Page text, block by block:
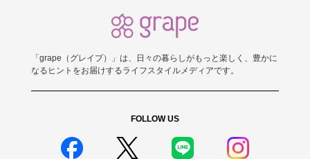
「grape（グレイプ）」は、日々の暮らしがもっと楽しく、豊かに
なるヒントをお届けするライフスタイルメディアです。
FOLLOW US